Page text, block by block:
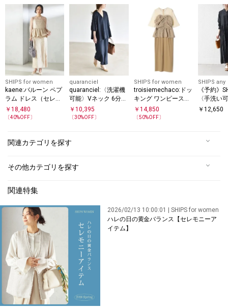
SHIPS for women
kaene:バルーン ペプ
ラム ドレス（セレモ
ニー対応可）
￥ 18,480
〔40%OFF〕
quaranciel
quaranciel:〈洗濯機
可能〉Vネック 6分袖
ブラウス & Iライン ス
カート セットアップ
￥10,395
〔30%OFF〕
SHIPS for women
troisiemechaco:ドッ
キング ワンピース
（セレモニー対応
可）
￥ 14,850
〔50%OFF〕
SHIPS any
《予約》
〈手洗い
ト バンド
￥12,650
関連カテゴリを探す
その他カテゴリを探す
関連特集
2026/02/13 10:00:01 | SHIPS for women
ハレの日の黄金バランス【セレモニーア
イテム】